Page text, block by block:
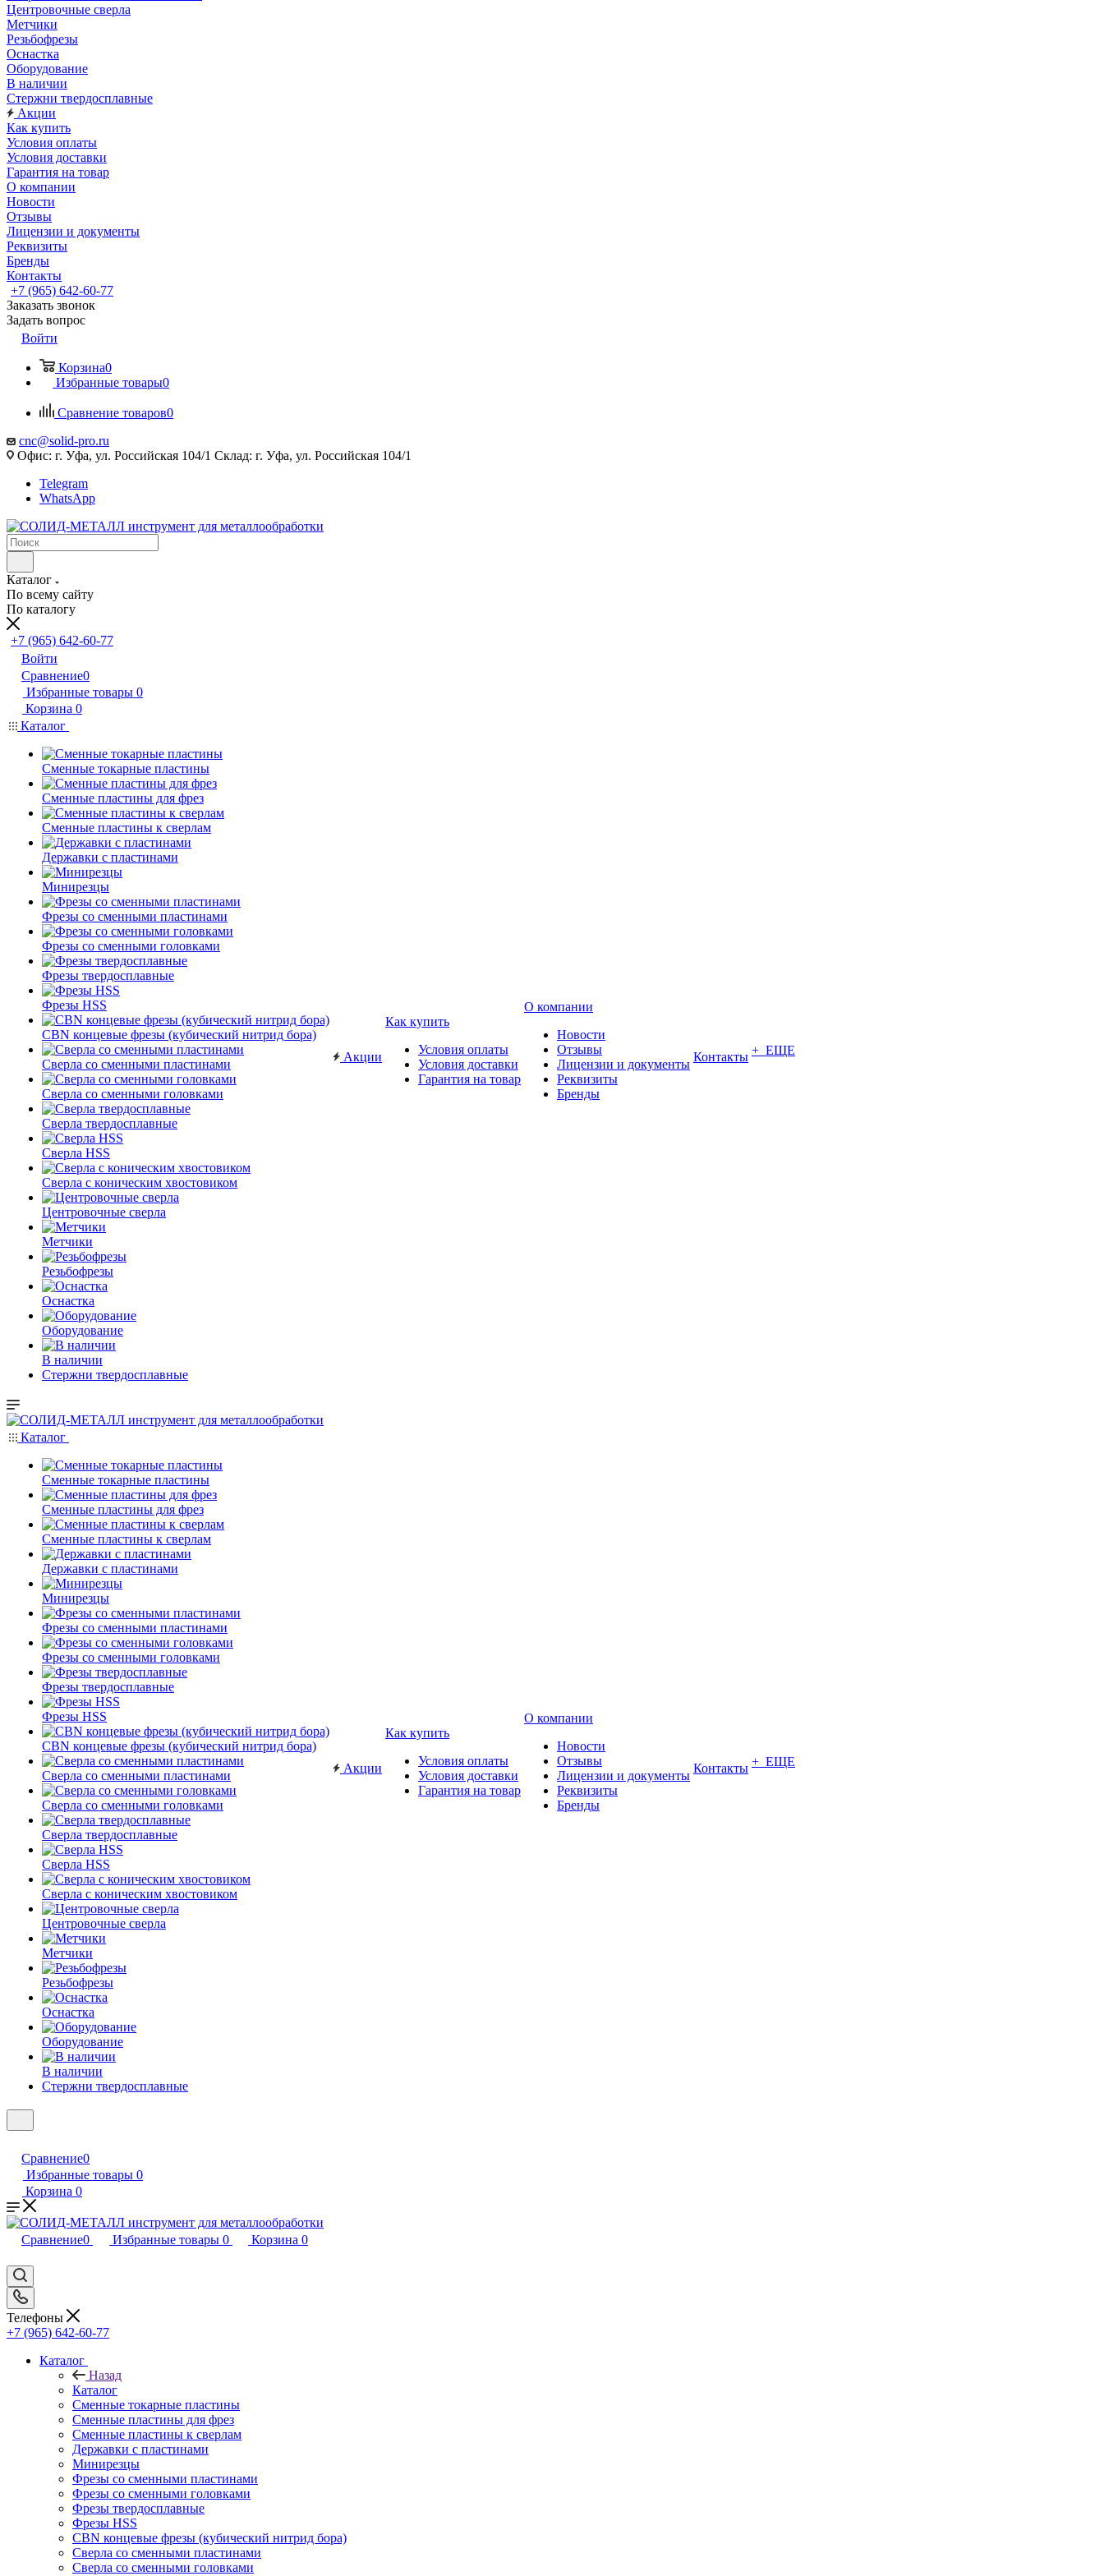
Центровочные сверла
Метчики
Резьбофрезы
Оснастка
Оборудование
В наличии
Стержни твердосплавные
Акции
Как купить
Условия оплаты
Условия доставки
Гарантия на товар
О компании
Новости
Отзывы
Лицензии и документы
Реквизиты
Бренды
Контакты
+7 (965) 642-60-77
Заказать звонок
Задать вопрос
Войти
Корзина0
Избранные товары0
Сравнение товаров0
cnc@solid-pro.ru
Офис: г. Уфа, ул. Российская 104/1 Склад: г. Уфа, ул. Российская 104/1
Telegram
WhatsApp
Каталог
По всему сайту
По каталогу
+7 (965) 642-60-77
Войти
Сравнение0
Избранные товары 0
Корзина 0
Каталог
Сменные токарные пластины
Сменные пластины для фрез
Сменные пластины к сверлам
Державки с пластинами
Минирезцы
Фрезы со сменными пластинами
Фрезы со сменными головками
Фрезы твердосплавные
Фрезы HSS
CBN концевые фрезы (кубический нитрид бора)
Сверла со сменными пластинами
Сверла со сменными головками
Сверла твердосплавные
Сверла HSS
Сверла с коническим хвостовиком
Центровочные сверла
Метчики
Резьбофрезы
Оснастка
Оборудование
В наличии
Стержни твердосплавные
Акции
Как купить
Условия оплаты
Условия доставки
Гарантия на товар
О компании
Новости
Отзывы
Лицензии и документы
Реквизиты
Бренды
Контакты + ЕЩЕ
Каталог
Сменные токарные пластины
Сменные пластины для фрез
Сменные пластины к сверлам
Державки с пластинами
Минирезцы
Фрезы со сменными пластинами
Фрезы со сменными головками
Фрезы твердосплавные
Фрезы HSS
CBN концевые фрезы (кубический нитрид бора)
Сверла со сменными пластинами
Сверла со сменными головками
Сверла твердосплавные
Сверла HSS
Сверла с коническим хвостовиком
Центровочные сверла
Метчики
Резьбофрезы
Оснастка
Оборудование
В наличии
Стержни твердосплавные
Акции
Как купить
Условия оплаты
Условия доставки
Гарантия на товар
О компании
Новости
Отзывы
Лицензии и документы
Реквизиты
Бренды
Контакты + ЕЩЕ
Сравнение0
Избранные товары 0
Корзина 0
Сравнение0 Избранные товары 0 Корзина 0
Телефоны
+7 (965) 642-60-77
Каталог
Назад
Каталог
Сменные токарные пластины
Сменные пластины для фрез
Сменные пластины к сверлам
Державки с пластинами
Минирезцы
Фрезы со сменными пластинами
Фрезы со сменными головками
Фрезы твердосплавные
Фрезы HSS
CBN концевые фрезы (кубический нитрид бора)
Сверла со сменными пластинами
Сверла со сменными головками